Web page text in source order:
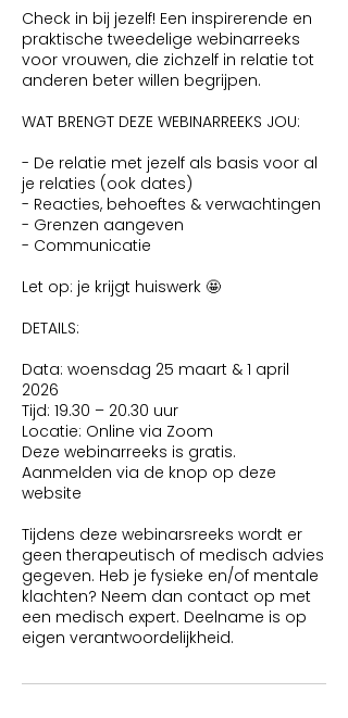
p
e
n
Check in bij jezelf! Een inspirerende en
praktische tweedelige webinarreeks
voor vrouwen, die zichzelf in relatie tot
anderen beter willen begrijpen.
WAT BRENGT DEZE WEBINARREEKS JOU:
- De relatie met jezelf als basis voor al
je relaties (ook dates)
- Reacties, behoeftes & verwachtingen
- Grenzen aangeven
- Communicatie
Let op: je krijgt huiswerk 🤩
DETAILS:
Data: woensdag 25 maart & 1 april
2026
Tijd: 19.30 – 20.30 uur
Locatie: Online via Zoom
Deze webinarreeks is gratis.
Aanmelden via de knop op deze
website
Tijdens deze webinarsreeks wordt er
geen therapeutisch of medisch advies
gegeven. Heb je fysieke en/of mentale
klachten? Neem dan contact op met
een medisch expert. Deelname is op